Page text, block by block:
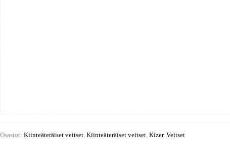
Osastot: Kiinteäteräiset veitset Kiinteäteräiset veitset Kizer, Veitset